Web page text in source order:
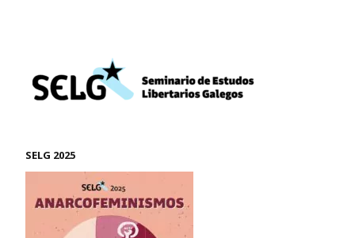
SELG 2025